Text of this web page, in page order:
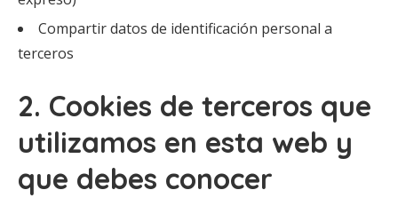
Compartir datos de identificación personal a
terceros
2. Cookies de terceros que
utilizamos en esta web y
que debes conocer